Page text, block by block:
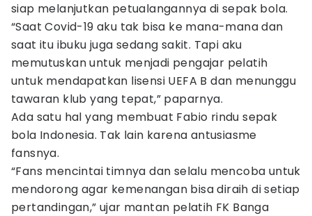
siap melanjutkan petualangannya di sepak bola.
“Saat Covid-19 aku tak bisa ke mana-mana dan
saat itu ibuku juga sedang sakit. Tapi aku
memutuskan untuk menjadi pengajar pelatih
untuk mendapatkan lisensi UEFA B dan menunggu
tawaran klub yang tepat,” paparnya.
Ada satu hal yang membuat Fabio rindu sepak
bola Indonesia. Tak lain karena antusiasme
fansnya.
“Fans mencintai timnya dan selalu mencoba untuk
mendorong agar kemenangan bisa diraih di setiap
pertandingan,” ujar mantan pelatih FK Banga